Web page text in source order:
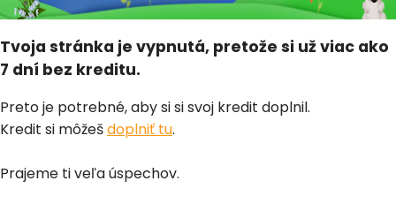
Tvoja stránka je vypnutá, pretože si už viac ako
7 dní bez kreditu.
Preto je potrebné, aby si si svoj kredit doplnil.
Kredit si môžešdoplniť tu.
Prajeme ti veľa úspechov.